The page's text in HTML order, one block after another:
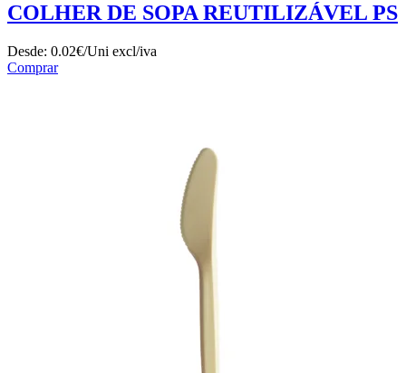
COLHER DE SOPA REUTILIZÁVEL PS
Desde: 0.02€/Uni excl/iva
Comprar